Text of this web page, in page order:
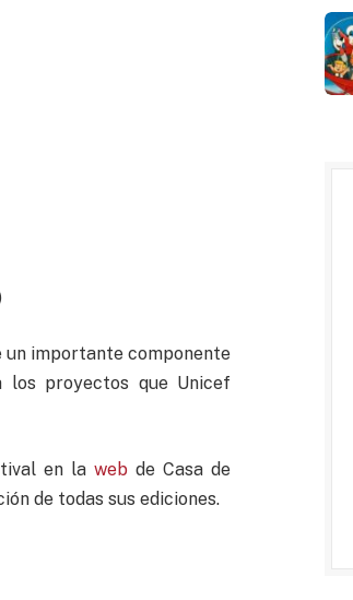
un importante componente
los proyectos que Unicef
en laweb de Casa de
de todas sus ediciones.